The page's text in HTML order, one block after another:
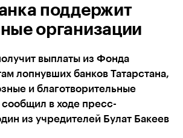
поддержит
организации
выплаты из Фонда
лопнувших банков Татарстана,
и благотворительные
в ходе пресс-
из учредителей Булат Бакеев